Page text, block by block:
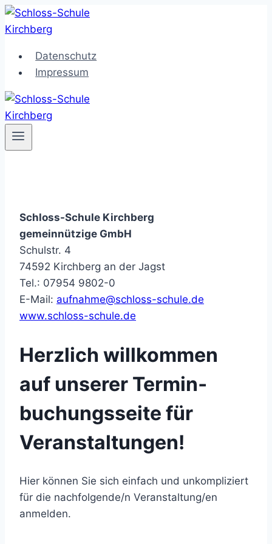
Zum
Inhalt
Datenschutz
Impressum
Schloss-Schule Kirchberg
gemeinnützige GmbH
Schulstr. 4
74592 Kirchberg an der Jagst
Tel.: 07954 9802-0
E-Mail: aufnahme@schloss-schule.de
www.schloss-schule.de
Herzlich willkommen
auf unserer Termin­­
buchungs­seite für
Veranstal­tungen!
Hier können Sie sich einfach und unkompliziert
für die nachfolgende/n Veranstaltung/en
anmelden.